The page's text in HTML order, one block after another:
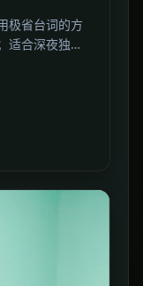
极省台词的方
适合深夜独自